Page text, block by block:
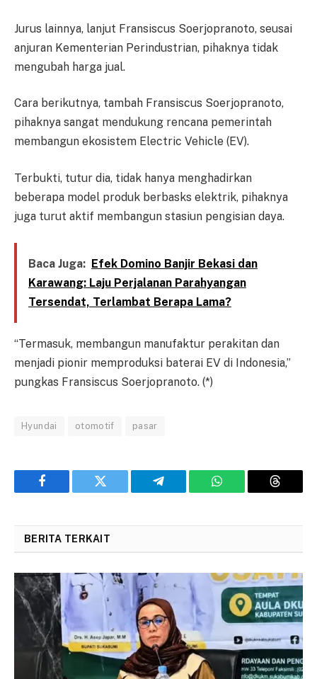
Jurus lainnya, lanjut Fransiscus Soerjopranoto, seusai
anjuran Kementerian Perindustrian, pihaknya tidak
mengubah harga jual.
Cara berikutnya, tambah Fransiscus Soerjopranoto,
pihaknya sangat mendukung rencana pemerintah
membangun ekosistem Electric Vehicle (EV).
Terbukti, tutur dia, tidak hanya menghadirkan
beberapa model produk berbasks elektrik, pihaknya
juga turut aktif membangun stasiun pengisian daya.
Baca Juga: Efek Domino Banjir Bekasi dan
Karawang: Laju Perjalanan Parahyangan
Tersendat, Terlambat Berapa Lama?
“Termasuk, membangun manufaktur perakitan dan
menjadi pionir memproduksi baterai EV di Indonesia,”
pungkas Fransiscus Soerjopranoto. (*)
Hyundai otomotif pasar
Facebook Twitter Telegram WhatsApp Threads
BERITA TERKAIT